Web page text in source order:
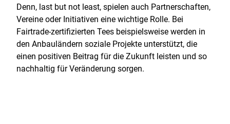
Denn, last but not least, spielen auch Partnerschaften,
Vereine oder Initiativen eine wichtige Rolle. Bei
Fairtrade-zertifizierten Tees beispielsweise werden in
den Anbauländern soziale Projekte unterstützt, die
einen positiven Beitrag für die Zukunft leisten und so
nachhaltig für Veränderung sorgen.